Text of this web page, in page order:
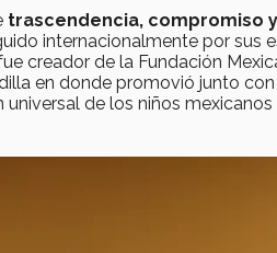
trascendencia, compromiso
internacionalmente por sus
creador de la Fundación
en donde promovió junto
universal de los niños